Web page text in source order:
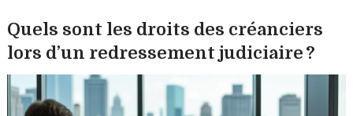
Quels sont les droits des créanciers
lors d’un redressement judiciaire ?